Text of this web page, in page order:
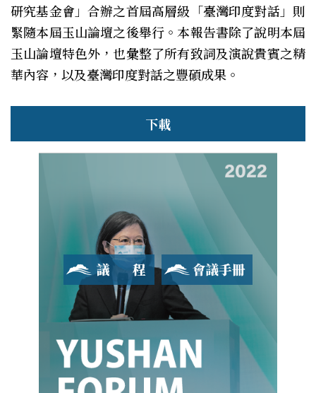
議程 會議手冊
研究基金會」合辦之首屆高層級「臺灣印度對話」則
緊隨本屆玉山論壇之後舉行。本報告書除了說明本屆
玉山論壇特色外，也彙整了所有致詞及演說貴賓之精
華內容，以及臺灣印度對話之豐碩成果。
下載